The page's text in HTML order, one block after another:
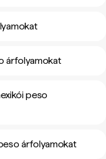
árfolyamokat
peso
árfolyamokat